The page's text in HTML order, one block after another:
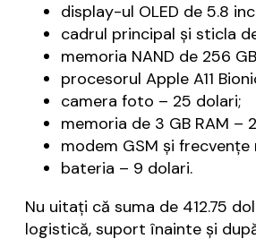
display-ul OLED de 5.8
cadrul principal şi sticla
memoria NAND de 256
procesorul Apple A11
camera foto – 25 dolari;
memoria de 3 GB RAM –
modem GSM şi frecvenţe
bateria – 9 dolari.
Nu uitaţi că suma de 412.75
logistică, suport înainte şi